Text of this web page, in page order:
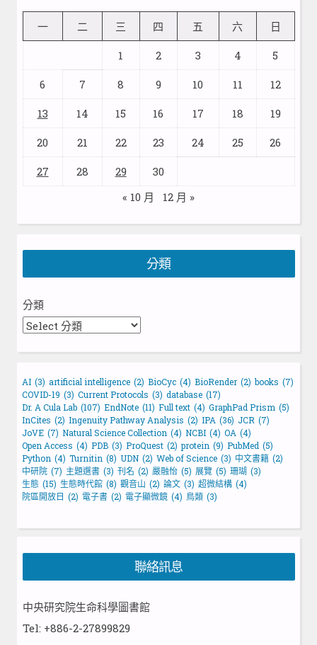
一 二 三 四 五 六 日
1 2 3 4 5
6 7 8 9 10 11 12
13 14 15 16 17 18 19
20 21 22 23 24 25 26
27 28 29
30
« 10 月
12 月 »
分類
分類
AI (3) artificial intelligence (2) BioCyc (4) BioRender (2) books (7)
COVID-19 (3) Current Protocols (3) database (17)
Dr. A Cula Lab (107) EndNote (11) Full text (4) GraphPad Prism (5)
InCites (2) Ingenuity Pathway Analysis (2) IPA (36) JCR (7)
JoVE (7) Natural Science Collection (4) NCBI (4) OA (4)
Open Access (4) PDB (3) ProQuest (2) protein (9) PubMed (5)
Python (4) Turnitin (8) UDN (2) Web of Science (3) 中文書籍 (2)
中研院 (7) 主題選書 (3) 刊名 (2) 嚴融怡 (5) 展覽 (5) 珊瑚 (3)
生態 (15) 生態時代館 (8) 觀音山 (2) 論文 (3) 超微結構 (4)
院區開放日 (2) 電子書 (2) 電子顯微鏡 (4) 鳥類 (3)
聯絡訊息
中央研究院生命科學圖書館
Tel: +886-2-27899829